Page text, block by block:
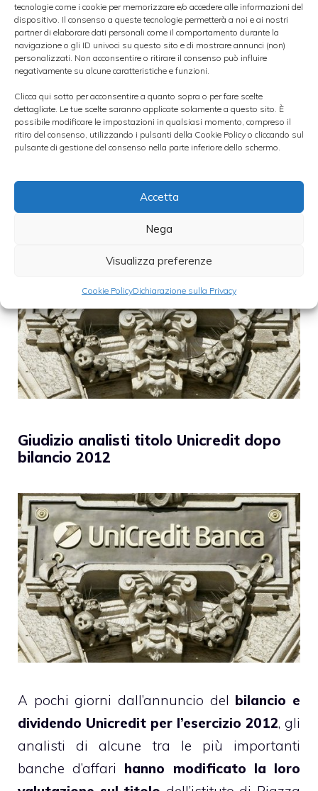
tecnologie come i cookie per memorizzare e/o accedere alle informazioni del
dispositivo. Il consenso a queste tecnologie permetterà a noi e ai nostri
partner di elaborare dati personali come il comportamento durante la
navigazione o gli ID univoci su questo sito e di mostrare annunci (non)
personalizzati. Non acconsentire o ritirare il consenso può influire
negativamente su alcune caratteristiche e funzioni.
Clicca qui sotto per acconsentire a quanto sopra o per fare scelte
dettagliate. Le tue scelte saranno applicate solamente a questo sito. È
possibile modificare le impostazioni in qualsiasi momento, compreso il
ritiro del consenso, utilizzando i pulsanti della Cookie Policy o cliccando sul
pulsante di gestione del consenso nella parte inferiore dello schermo.
Accetta
Nega
Visualizza preferenze
Cookie PolicyDichiarazione sulla Privacy
miliardi, ossia in calo del 10,1% su base
annua. Gli accantonamenti sui crediti sono
stati pari a 1,2 miliardi, con una flessione del
9,3% rispetto allo stesso periodo dello scorso
anno.
Categorie
bilanci
Giudizio analisti titolo Unicredit dopo
bilancio 2012
A pochi giorni dall’annuncio del bilancio e
dividendo Unicredit per l’esercizio 2012, gli
analisti di alcune tra le più importanti
banche d’affari hanno modificato la loro